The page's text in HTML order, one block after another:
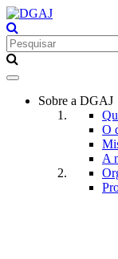
Toggle
navigationSobre a DGAJ
O
A